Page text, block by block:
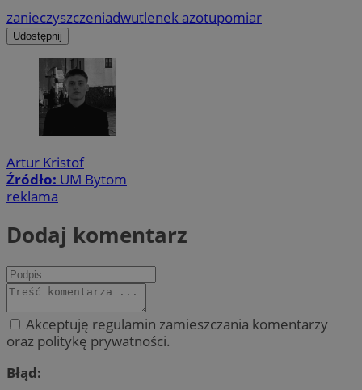
zanieczyszczeniadwutlenek azotupomiar
Udostępnij
Artur Kristof
Źródło: UM Bytom
reklama
Dodaj komentarz
Akceptuję regulamin zamieszczania komentarzy
oraz politykę prywatności.
Błąd: